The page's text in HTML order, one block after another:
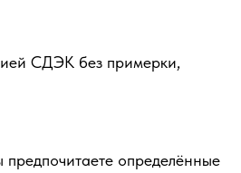
СДЭК без примерки,
определённые